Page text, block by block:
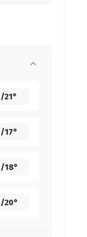
/21°
/17°
/18°
/20°